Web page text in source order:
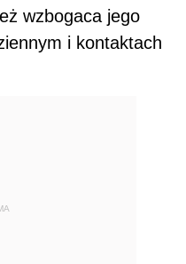
wzbogaca jego
i kontaktach